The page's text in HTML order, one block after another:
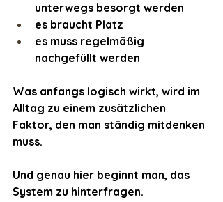
unterwegs besorgt werden
es braucht Platz
es muss regelmäßig
nachgefüllt werden
Was anfangs logisch wirkt, wird im
Alltag zu einem zusätzlichen
Faktor, den man ständig mitdenken
muss.
Und genau hier beginnt man, das
System zu hinterfragen.